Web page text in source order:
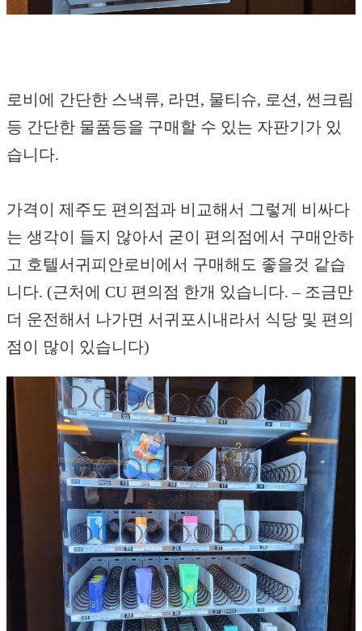
로비에 간단한 스낵류, 라면, 물티슈, 로션, 썬크림
등 간단한 물품등을 구매할 수 있는 자판기가 있
습니다.
가격이 제주도 편의점과 비교해서 그렇게 비싸다
는 생각이 들지 않아서 굳이 편의점에서 구매안하
고 호텔서귀피안로비에서 구매해도 좋을것 같습
니다. (근처에 CU 편의점 한개 있습니다. – 조금만
더 운전해서 나가면 서귀포시내라서 식당 및 편의
점이 많이 있습니다)